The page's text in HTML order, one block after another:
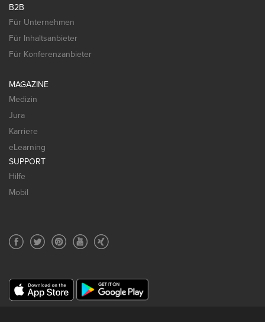
B2B
Für Unternehmen
Für Inhaltsanbieter
Für Konferenzanbieter
MAGAZINE
Medizin
Jura
Karriere
eLearning
SUPPORT
Hilfe
Mobil